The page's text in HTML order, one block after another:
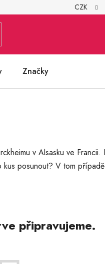
Všeobecné
CZK
Značky
v Alsasku ve Francii.
posunout? V tom
připravujeme.